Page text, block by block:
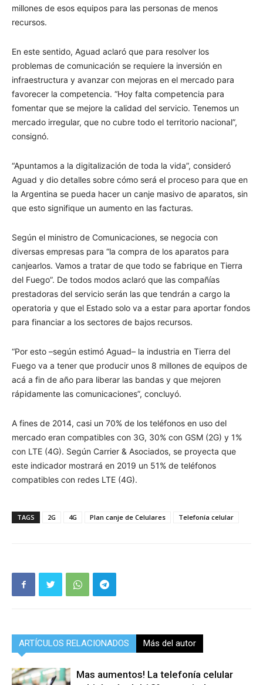
millones de esos equipos para las personas de menos
recursos.
En este sentido, Aguad aclaró que para resolver los
problemas de comunicación se requiere la inversión en
infraestructura y avanzar con mejoras en el mercado para
favorecer la competencia. “Hoy falta competencia para
fomentar que se mejore la calidad del servicio. Tenemos un
mercado irregular, que no cubre todo el territorio nacional”,
consignó.
“Apuntamos a la digitalización de toda la vida”, consideró
Aguad y dio detalles sobre cómo será el proceso para que en
la Argentina se pueda hacer un canje masivo de aparatos, sin
que esto signifique un aumento en las facturas.
Según el ministro de Comunicaciones, se negocia con
diversas empresas para “la compra de los aparatos para
canjearlos. Vamos a tratar de que todo se fabrique en Tierra
del Fuego”. De todos modos aclaró que las compañías
prestadoras del servicio serán las que tendrán a cargo la
operatoria y que el Estado solo va a estar para aportar fondos
para financiar a los sectores de bajos recursos.
“Por esto –según estimó Aguad– la industria en Tierra del
Fuego va a tener que producir unos 8 millones de equipos de
acá a fin de año para liberar las bandas y que mejoren
rápidamente las comunicaciones”, concluyó.
A fines de 2014, casi un 70% de los teléfonos en uso del
mercado eran compatibles con 3G, 30% con GSM (2G) y 1%
con LTE (4G). Según Carrier & Asociados, se proyecta que
este indicador mostrará en 2019 un 51% de teléfonos
compatibles con redes LTE (4G).
TAGS 2G 4G Plan canje de Celulares Telefonía celular
ARTÍCULOS RELACIONADOS Más del autor
Mas aumentos! La telefonía celular